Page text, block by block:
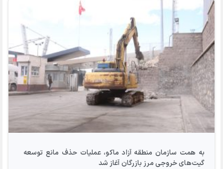
به همت سازمان منطقه آزاد ماکو، عملیات حذف مانع توسعه
گیت‌های خروجی مرز بازرگان آغاز شد